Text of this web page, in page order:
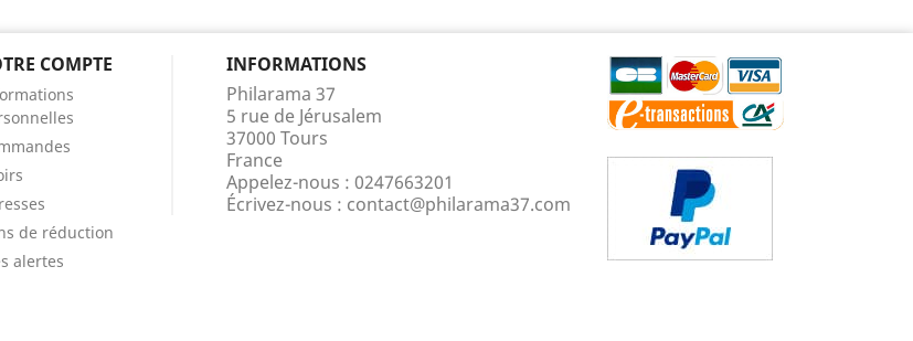
COMPTE
de réduction
alertes
INFORMATIONS
Philarama 37
5 rue de Jérusalem
37000 Tours
France
Appelez-nous : 0247663201
Écrivez-nous : contact@philarama37.com